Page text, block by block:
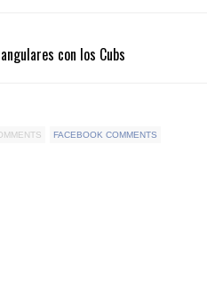
con los Cubs
FACEBOOK COMMENTS